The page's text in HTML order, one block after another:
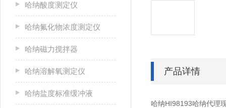
哈纳酸度测定仪
哈纳氟化物浓度测定仪
哈纳磁力搅拌器
哈纳溶解氧测定仪
哈纳盐度标准缓冲液
产品详情
哈纳HI98193哈纳代理